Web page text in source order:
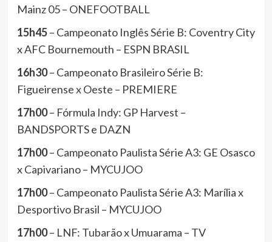
Mainz 05 – ONEFOOTBALL
15h45– Campeonato Inglês Série B: Coventry City
x AFC Bournemouth – ESPN BRASIL
16h30– Campeonato Brasileiro Série B:
Figueirense x Oeste – PREMIERE
17h00– Fórmula Indy: GP Harvest –
BANDSPORTS e DAZN
17h00– Campeonato Paulista Série A3: GE Osasco
x Capivariano – MYCUJOO
17h00– Campeonato Paulista Série A3: Marília x
Desportivo Brasil – MYCUJOO
17h00– LNF: Tubarão x Umuarama – TV